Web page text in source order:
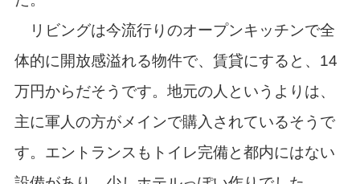
リビングは今流行りのオープンキッチンで全
体的に開放感溢れる物件で、賃貸にすると、14
万円からだそうです。地元の人というよりは、
主に軍人の方がメインで購入されているそうで
す。エントランスもトイレ完備と都内にはない